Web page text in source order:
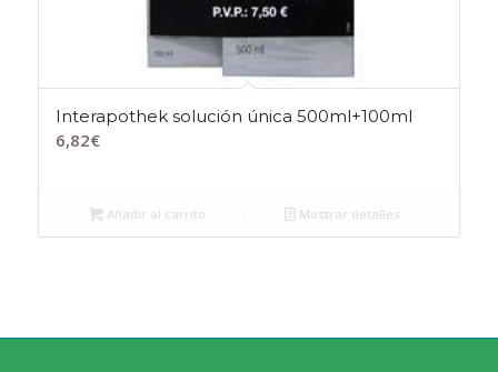
Interapothek solución única 500ml+100ml
6,82€
Añadir al carrito Mostrar detalles